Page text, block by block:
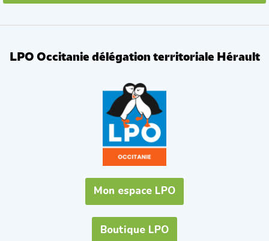
LPO Occitanie délégation territoriale Hérault
Mon espace LPO
Boutique LPO